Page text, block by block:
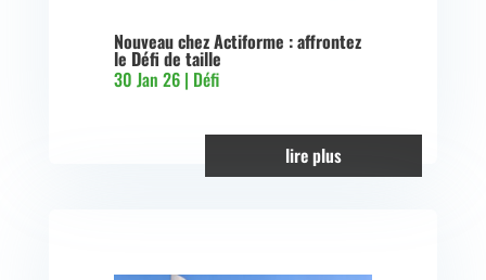
Nouveau chez Actiforme : affrontez
le Défi de taille
30 Jan 26| Défi
lire plus